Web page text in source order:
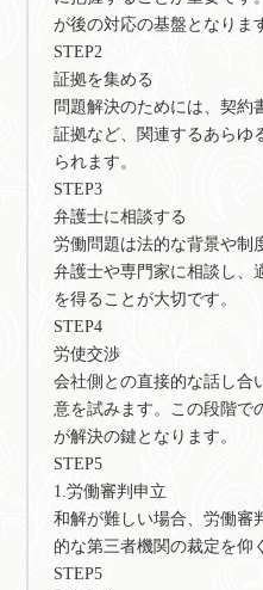
が後の対応の基盤となりま
STEP2
証拠を集める
問題解決のためには、契約
証拠など、関連するあらゆ
られます。
STEP3
弁護士に相談する
労働問題は法的な背景や制
弁護士や専門家に相談し、
を得ることが大切です。
STEP4
労使交渉
会社側との直接的な話し合
意を試みます。この段階で
が解決の鍵となります。
STEP5
1.労働審判申立
和解が難しい場合、労働審
的な第三者機関の裁定を仰
STEP5